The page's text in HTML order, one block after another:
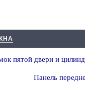
пятой двери и
Панель